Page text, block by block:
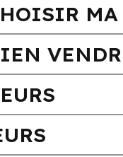
MA